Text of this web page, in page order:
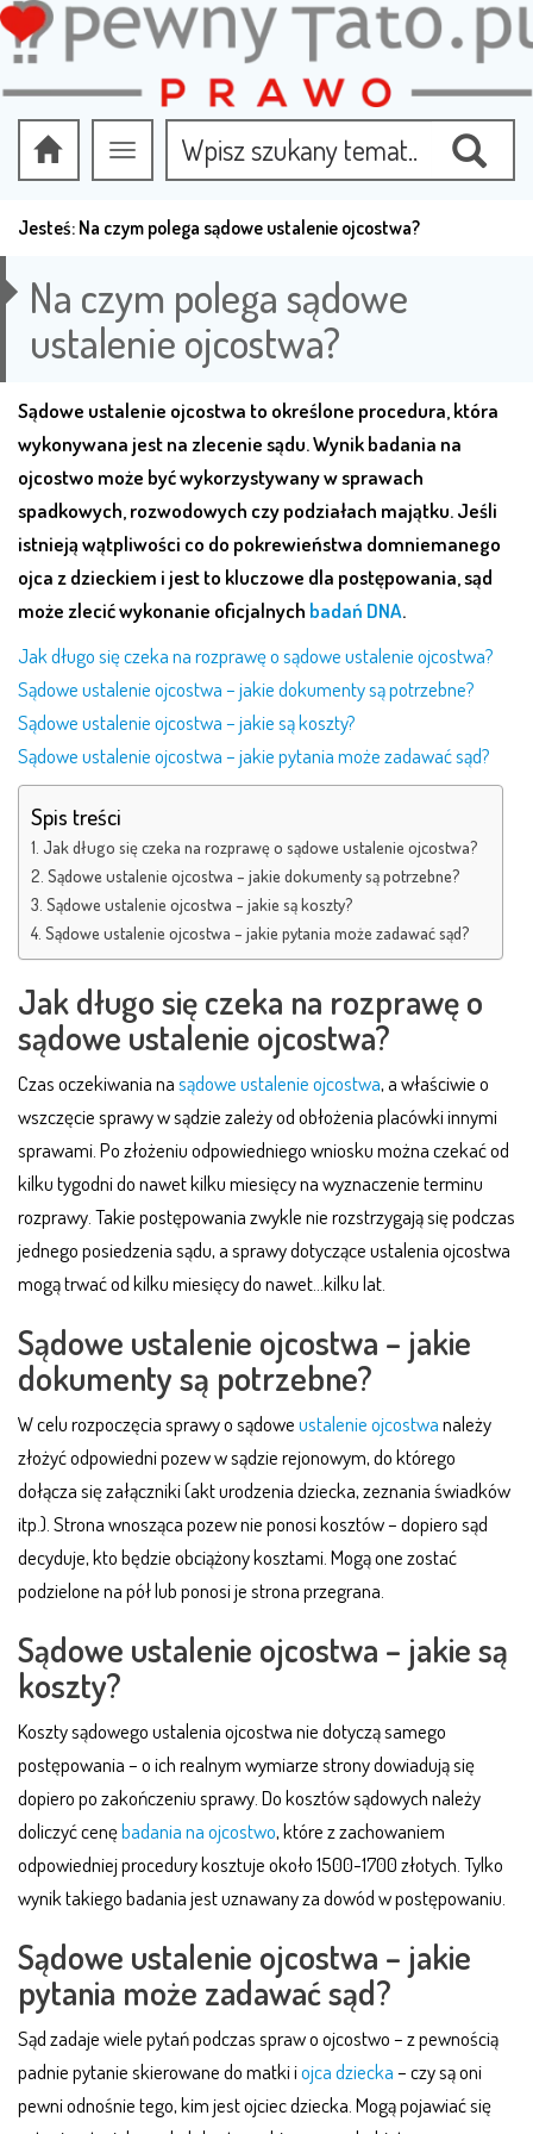
Przełącz
nawigację
Jesteś: Na czym polega sądowe ustalenie ojcostwa?
Na czym polega sądowe
ustalenie ojcostwa?
Sądowe ustalenie ojcostwa to określone procedura, która
wykonywana jest na zlecenie sądu. Wynik badania na
ojcostwo może być wykorzystywany w sprawach
spadkowych, rozwodowych czy podziałach majątku. Jeśli
istnieją wątpliwości co do pokrewieństwa domniemanego
ojca z dzieckiem i jest to kluczowe dla postępowania, sąd
może zlecić wykonanie oficjalnych badań DNA.
Jak długo się czeka na rozprawę o sądowe ustalenie ojcostwa?
Sądowe ustalenie ojcostwa – jakie dokumenty są potrzebne?
Sądowe ustalenie ojcostwa – jakie są koszty?
Sądowe ustalenie ojcostwa – jakie pytania może zadawać sąd?
Spis treści
Jak długo się czeka na rozprawę o sądowe ustalenie ojcostwa?
Sądowe ustalenie ojcostwa – jakie dokumenty są potrzebne?
Sądowe ustalenie ojcostwa – jakie są koszty?
Sądowe ustalenie ojcostwa – jakie pytania może zadawać sąd?
Jak długo się czeka na rozprawę o
sądowe ustalenie ojcostwa?
Czas oczekiwania nasądowe ustalenie ojcostwa, a właściwie o
wszczęcie sprawy w sądzie zależy od obłożenia placówki innymi
sprawami. Po złożeniu odpowiedniego wniosku można czekać od
kilku tygodni do nawet kilku miesięcy na wyznaczenie terminu
rozprawy. Takie postępowania zwykle nie rozstrzygają się podczas
jednego posiedzenia sądu, a sprawy dotyczące ustalenia ojcostwa
mogą trwać od kilku miesięcy do nawet…kilku lat.
Sądowe ustalenie ojcostwa – jakie
dokumenty są potrzebne?
W celu rozpoczęcia sprawy o sądoweustalenie ojcostwanależy
złożyć odpowiedni pozew w sądzie rejonowym, do którego
dołącza się załączniki (akt urodzenia dziecka, zeznania świadków
itp.). Strona wnosząca pozew nie ponosi kosztów – dopiero sąd
decyduje, kto będzie obciążony kosztami. Mogą one zostać
podzielone na pół lub ponosi je strona przegrana.
Sądowe ustalenie ojcostwa – jakie są
koszty?
Koszty sądowego ustalenia ojcostwa nie dotyczą samego
postępowania – o ich realnym wymiarze strony dowiadują się
dopiero po zakończeniu sprawy. Do kosztów sądowych należy
doliczyć cenębadania na ojcostwo, które z zachowaniem
odpowiedniej procedury kosztuje około 1500-1700 złotych. Tylko
wynik takiego badania jest uznawany za dowód w postępowaniu.
Sądowe ustalenie ojcostwa – jakie
pytania może zadawać sąd?
Sąd zadaje wiele pytań podczas spraw o ojcostwo – z pewnością
padnie pytanie skierowane do matki iojca dziecka– czy są oni
pewni odnośnie tego, kim jest ojciec dziecka. Mogą pojawiać się